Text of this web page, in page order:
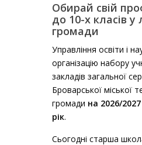
Обирай свій
до 10-х класів у
громади
Управління освіти і
організацію набору
закладів загальної
Броварської міської
громади на 2026/
рік.
Сьогодні старша